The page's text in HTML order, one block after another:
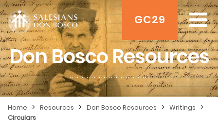
GC29
Don Bosco Resources
Home > Resources > Don Bosco Resources > Writings >
Circulars